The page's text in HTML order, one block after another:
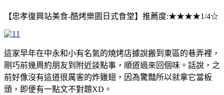
【忠孝復興站美食-酷烤樂園日式食堂】推薦度:★★★★1/4☆
這家早年在中永和小有名氣的燒烤店據說搬到東區的巷弄裡，
剛巧前幾周約朋友到附近談點事，順道過來回個味。話說，之
前好像沒有這道很厲害的炸雞翅，因為驚豔所以就拿它當板
頭，即便有一點文不對題XD。